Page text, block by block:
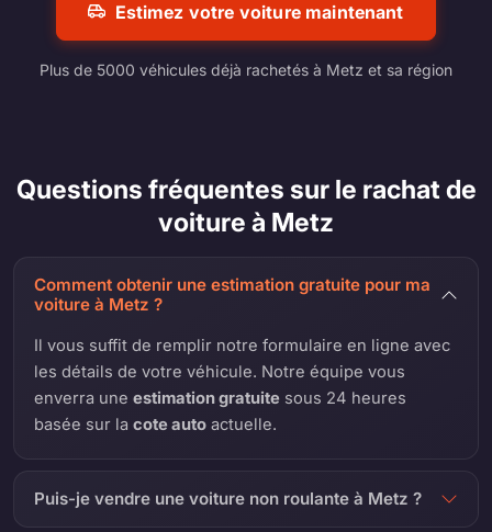
Estimez votre voiture maintenant
Plus de 5000 véhicules déjà rachetés à Metz et sa région
Questions fréquentes sur le rachat de
voiture à Metz
Comment obtenir une estimation gratuite pour ma
voiture à Metz ?
Il vous suffit de remplir notre formulaire en ligne avec
les détails de votre véhicule. Notre équipe vous
enverra uneestimation gratuite sous 24 heures
basée sur lacote auto actuelle.
Puis-je vendre une voiture non roulante à Metz ?